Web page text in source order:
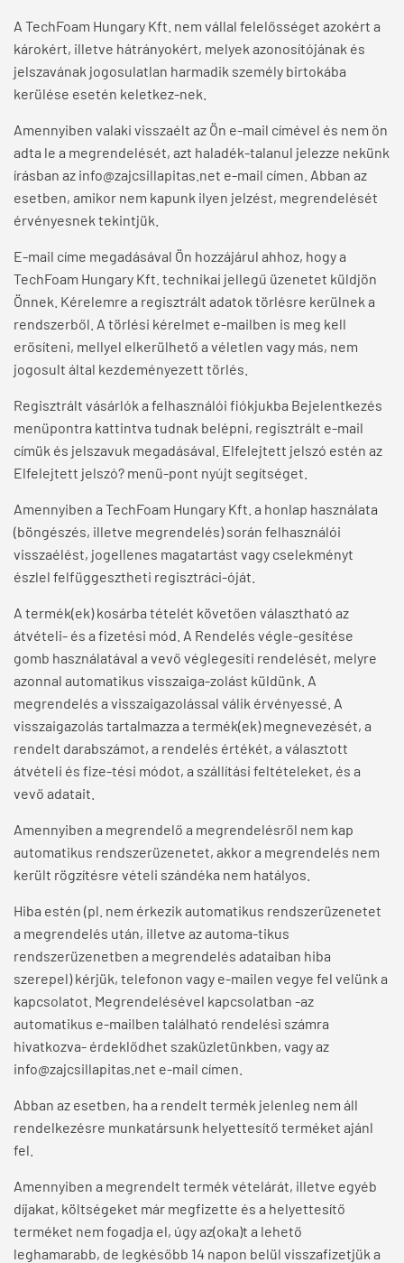
A TechFoam Hungary Kft. nem vállal felelősséget azokért a
károkért, illetve hátrányokért, melyek azonosítójának és
jelszavának jogosulatlan harmadik személy birtokába
kerülése esetén keletkez-nek.
Amennyiben valaki visszaélt az Ön e-mail címével és nem ön
adta le a megrendelését, azt haladék-talanul jelezze nekünk
írásban az info@zajcsillapitas.net e-mail címen. Abban az
esetben, amikor nem kapunk ilyen jelzést, megrendelését
érvényesnek tekintjük.
E-mail címe megadásával Ön hozzájárul ahhoz, hogy a
TechFoam Hungary Kft. technikai jellegű üzenetet küldjön
Önnek. Kérelemre a regisztrált adatok törlésre kerülnek a
rendszerből. A törlési kérelmet e-mailben is meg kell
erősíteni, mellyel elkerülhető a véletlen vagy más, nem
jogosult által kezdeményezett törlés.
Regisztrált vásárlók a felhasználói fiókjukba Bejelentkezés
menüpontra kattintva tudnak belépni, regisztrált e-mail
címük és jelszavuk megadásával. Elfelejtett jelszó estén az
Elfelejtett jelszó? menü-pont nyújt segítséget.
Amennyiben a TechFoam Hungary Kft. a honlap használata
(böngészés, illetve megrendelés) során felhasználói
visszaélést, jogellenes magatartást vagy cselekményt
észlel felfüggesztheti regisztráci-óját.
A termék(ek) kosárba tételét követően választható az
átvételi- és a fizetési mód. A Rendelés végle-gesítése
gomb használatával a vevő véglegesíti rendelését, melyre
azonnal automatikus visszaiga-zolást küldünk. A
megrendelés a visszaigazolással válik érvényessé. A
visszaigazolás tartalmazza a termék(ek) megnevezését, a
rendelt darabszámot, a rendelés értékét, a választott
átvételi és fize-tési módot, a szállítási feltételeket, és a
vevő adatait.
Amennyiben a megrendelő a megrendelésről nem kap
automatikus rendszerüzenetet, akkor a megrendelés nem
került rögzítésre vételi szándéka nem hatályos.
Hiba estén (pl. nem érkezik automatikus rendszerüzenetet
a megrendelés után, illetve az automa-tikus
rendszerüzenetben a megrendelés adataiban hiba
szerepel) kérjük, telefonon vagy e-mailen vegye fel velünk a
kapcsolatot. Megrendelésével kapcsolatban -az
automatikus e-mailben található rendelési számra
hivatkozva- érdeklődhet szaküzletünkben, vagy az
info@zajcsillapitas.net e-mail címen.
Abban az esetben, ha a rendelt termék jelenleg nem áll
rendelkezésre munkatársunk helyettesítő terméket ajánl
fel.
Amennyiben a megrendelt termék vételárát, illetve egyéb
díjakat, költségeket már megfizette és a helyettesítő
terméket nem fogadja el, úgy az(oka)t a lehető
leghamarabb, de legkésőbb 14 napon belül visszafizetjük a